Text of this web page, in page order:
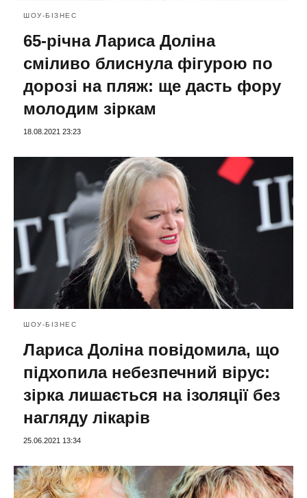
ШОУ-БІЗНЕС
65-річна Лариса Доліна
сміливо блиснула фігурою по
дорозі на пляж: ще дасть фору
молодим зіркам
18.08.2021 23:23
ШОУ-БІЗНЕС
Лариса Доліна повідомила, що
підхопила небезпечний вірус:
зірка лишається на ізоляції без
нагляду лікарів
25.06.2021 13:34